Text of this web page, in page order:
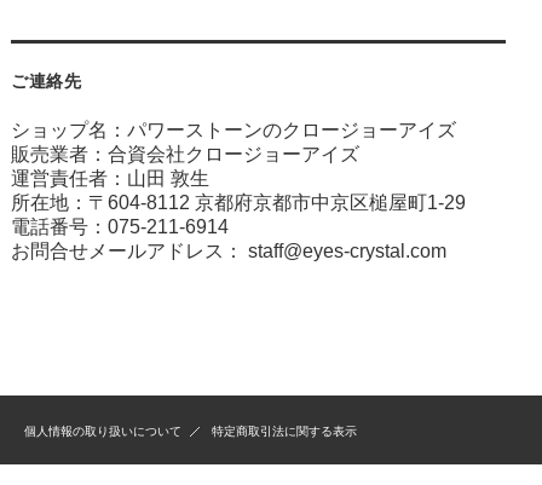
ご連絡先
ショップ名：パワーストーンのクロージョーアイズ
販売業者：合資会社クロージョーアイズ
運営責任者：山田 敦生
所在地：〒604-8112 京都府京都市中京区槌屋町1-29
電話番号：075-211-6914
お問合せメールアドレス： staff@eyes-crystal.com
個人情報の取り扱いについて 特定商取引法に関する表示